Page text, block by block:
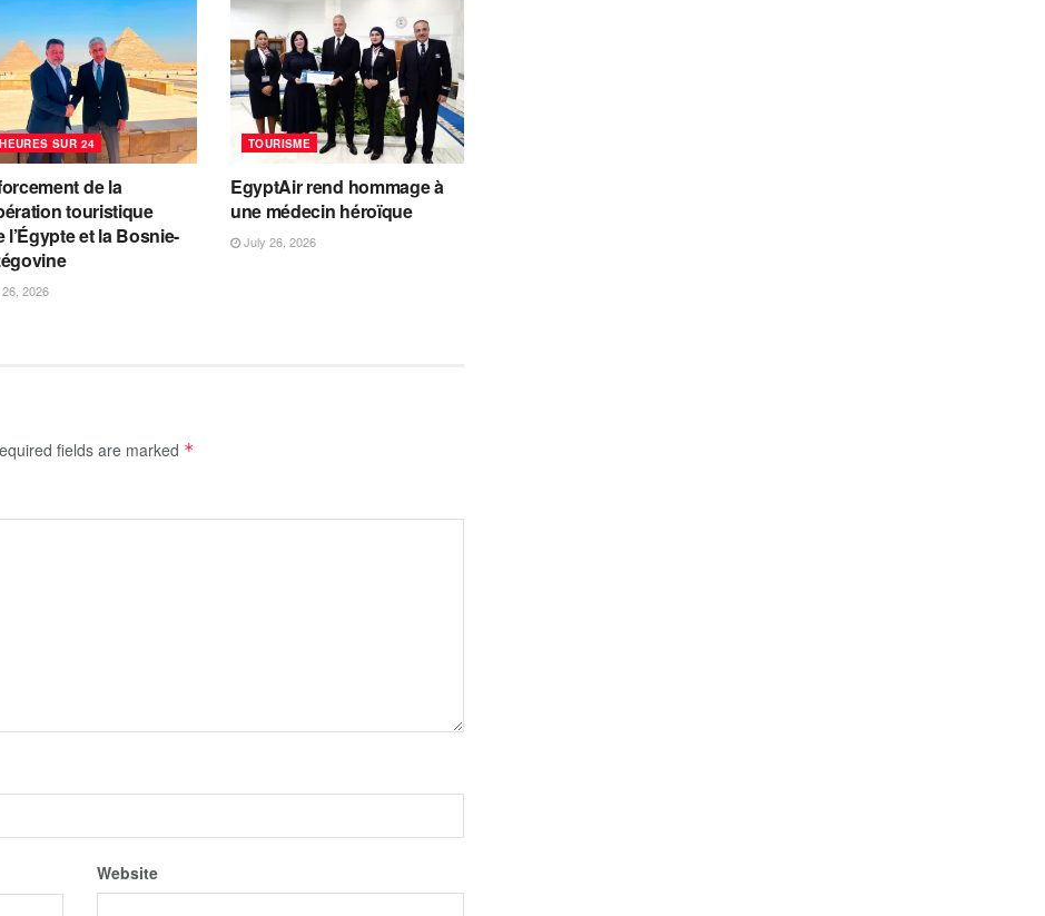
SUR 24
de la
touristique
l’Égypte et la Bosnie-
2026
TOURISME
EgyptAir rend hommage à
une médecin héroïque
July 26, 2026
fields are marked *
Website